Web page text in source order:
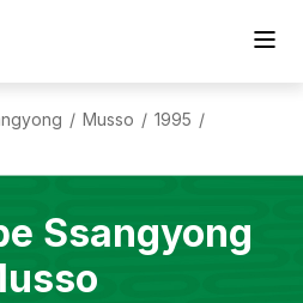
/ Musso / 1995 /
Ssangyong